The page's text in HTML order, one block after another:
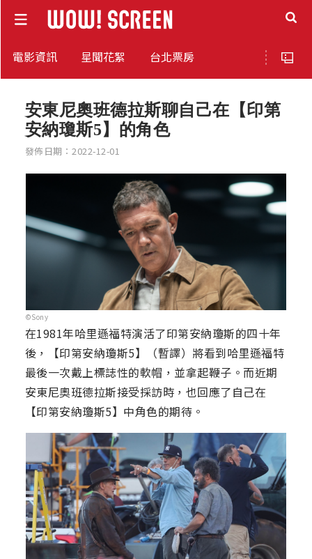
電影資訊 星聞花絮 台北票房
安東尼奧班德拉斯聊自己在【印第
安納瓊斯5】的角色
發佈日期：2022-12-01
©Sony
在1981年哈里遜福特演活了印第安納瓊斯的四十年
後，【印第安納瓊斯5】（暫譯）將看到哈里遜福特
最後一次戴上標誌性的軟帽，並拿起鞭子。而近期
安東尼奧班德拉斯接受採訪時，也回應了自己在
【印第安納瓊斯5】中角色的期待。